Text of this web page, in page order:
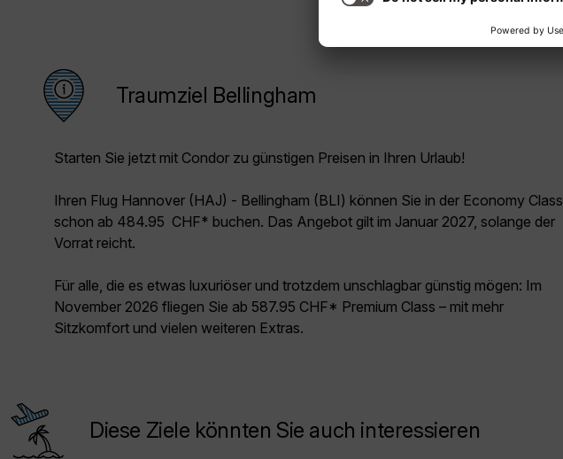
Traumziel Bellingham
Starten Sie jetzt mit Condor zu günstigen Preisen in Ihren Urlaub!
Ihren Flug Hannover (HAJ) - Bellingham (BLI) können Sie in der Economy Class
schon ab 484.95 CHF* buchen. Das Angebot gilt im Januar 2027, solange der
Vorrat reicht.
Für alle, die es etwas luxuriöser und trotzdem unschlagbar günstig mögen: Im
November 2026 fliegen Sie ab 587.95 CHF* Premium Class – mit mehr
Sitzkomfort und vielen weiteren Extras.
Diese Ziele könnten Sie auch interessieren